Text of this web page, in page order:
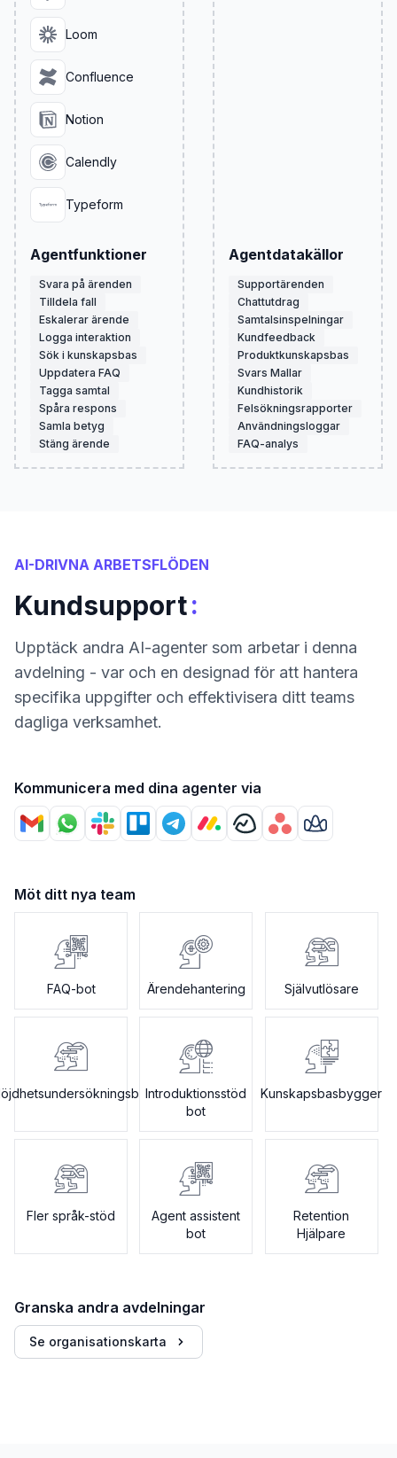
Loom
Confluence
Notion
Calendly
Typeform
Agentfunktioner
Svara på ärenden
Tilldela fall
Eskalerar ärende
Logga interaktion
Sök i kunskapsbas
Uppdatera FAQ
Tagga samtal
Spåra respons
Samla betyg
Stäng ärende
Agentdatakällor
Supportärenden
Chattutdrag
Samtalsinspelningar
Kundfeedback
Produktkunskapsbas
Svars Mallar
Kundhistorik
Felsökningsrapporter
Användningsloggar
FAQ-analys
AI-DRIVNA ARBETSFLÖDEN
Kundsupport:
Upptäck andra AI-agenter som arbetar i denna
avdelning - var och en designad för att hantera
specifika uppgifter och effektivisera ditt teams
dagliga verksamhet.
Kommunicera med dina agenter via
Möt ditt nya team
FAQ-bot Ärendehantering Självutlösare
Introduktionsstöd
bot
Kunskapsbasbygger
Fler språk-stöd
Agent assistent
bot
Retention
Hjälpare
Granska andra avdelningar
Se organisationskarta